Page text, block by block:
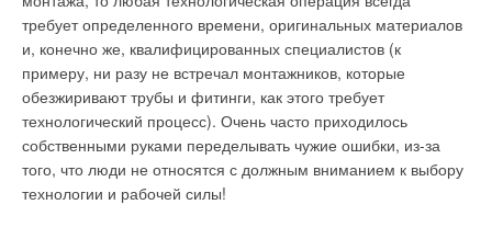
требует определенного времени, оригинальных материалов
и, конечно же, квалифицированных специалистов (к
примеру, ни разу не встречал монтажников, которые
обезжиривают трубы и фитинги, как этого требует
технологический процесс). Очень часто приходилось
собственными руками переделывать чужие ошибки, из-за
того, что люди не относятся с должным вниманием к выбору
технологии и рабочей силы!
изометрические модели;
переключаться с традиционного 2D-режима в 3D,
благодаря технологии Active2D;
произвольно задавать названия слоев;
создавать собственные символы;
преобразовывать старые блоки и символы в новые
объекты;
вносить собственное оборудование;
настроить панель инструментов с функциями, которые
используются чаще всего.